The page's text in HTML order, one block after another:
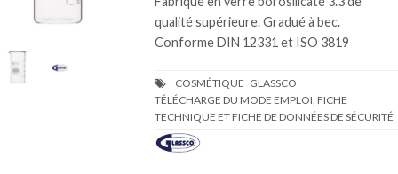
qualité supérieure. Gradué à bec.
Conforme DIN 12331 et ISO 3819
TÉLÉCHARGE DU MODE EMPLOI, FICHE
TECHNIQUE ET FICHE DE DONNÉES DE SÉCURITÉ